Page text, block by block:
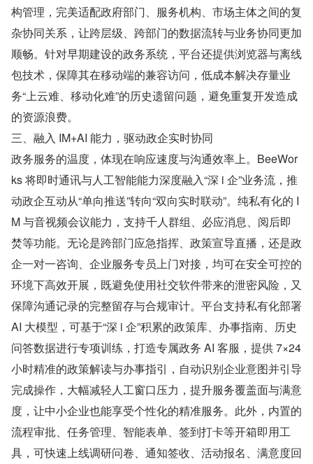
构管理，完美适配政府部门、服务机构、市场主体之间的复
杂协同关系，让跨层级、跨部门的数据流转与业务协同更加
顺畅。针对早期建设的政务系统，平台还提供浏览器与离线
包技术，保障其在移动端的兼容访问，低成本解决存量业
务“上云难、移动化难”的历史遗留问题，避免重复开发造成
的资源浪费。
三、融入 IM+AI 能力，驱动政企实时协同
政务服务的温度，体现在响应速度与沟通效率上。BeeWor
ks 将即时通讯与人工智能能力深度融入“深 i 企”业务流，推
动政企互动从“单向推送”转向“双向实时联动”。纯私有化的 I
M 与音视频会议能力，支持千人群组、必应消息、阅后即
焚等功能。无论是跨部门应急指挥、政策宣导直播，还是政
企一对一咨询、企业服务专员上门对接，均可在安全可控的
环境下高效开展，既避免使用社交软件带来的泄密风险，又
保障沟通记录的完整留存与合规审计。平台支持私有化部署
AI 大模型，可基于“深 i 企”积累的政策库、办事指南、历史
问答数据进行专项训练，打造专属政务 AI 客服，提供 7×24
小时精准的政策解读与办事指引，自动识别企业意图并引导
完成操作，大幅减轻人工窗口压力，提升服务覆盖面与满意
度，让中小企业也能享受个性化的精准服务。此外，内置的
流程审批、任务管理、智能表单、签到打卡等开箱即用工
具，可快速上线调研问卷、通知签收、活动报名、满意度回